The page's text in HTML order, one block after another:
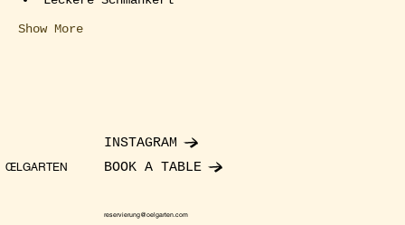
Show More
ŒLGARTEN
INSTAGRAM
BOOK A TABLE
reservierung@oelgarten.com